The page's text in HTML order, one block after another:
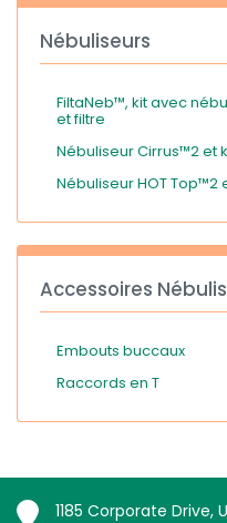
Nébuliseurs
FiltaNeb™, kit avec
et filtre
Nébuliseur Cirrus™2 et
Nébuliseur HOT Top™2
Accessoires
Embouts buccaux
Raccords en T
1185 Corporate Drive,